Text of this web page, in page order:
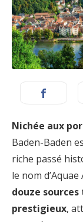
Nichée aux
Baden-Baden
riche passé
le nom
douze
prestigieux,